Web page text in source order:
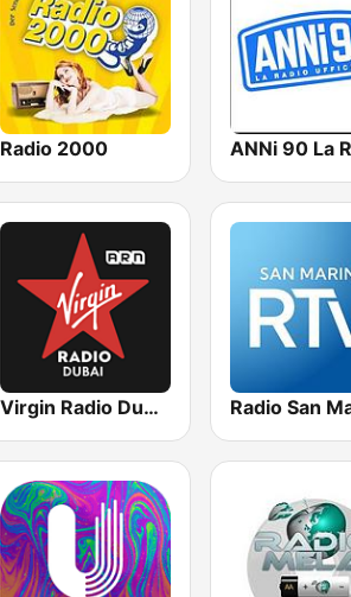
Radio 2000
Virgin Radio Dubai (UAE Only) Radio San